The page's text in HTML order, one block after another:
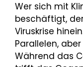
Wer sich mit
beschäftigt,
Viruskrise
Parallelen,
Während das